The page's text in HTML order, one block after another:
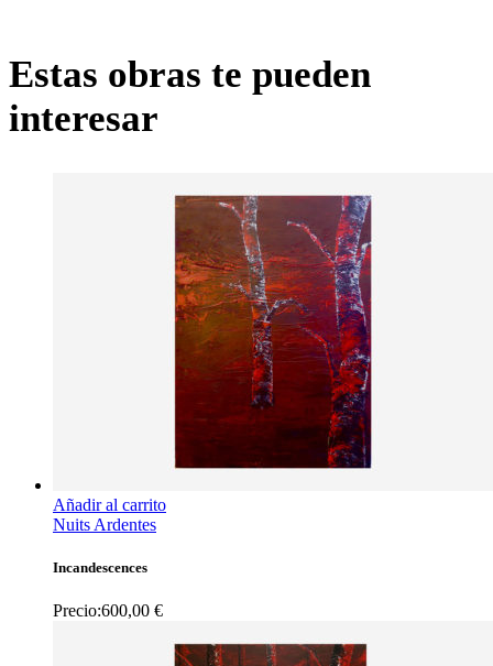
Estas obras te pueden
interesar
Añadir al carrito
Nuits Ardentes
Incandescences
Precio:600,00 €